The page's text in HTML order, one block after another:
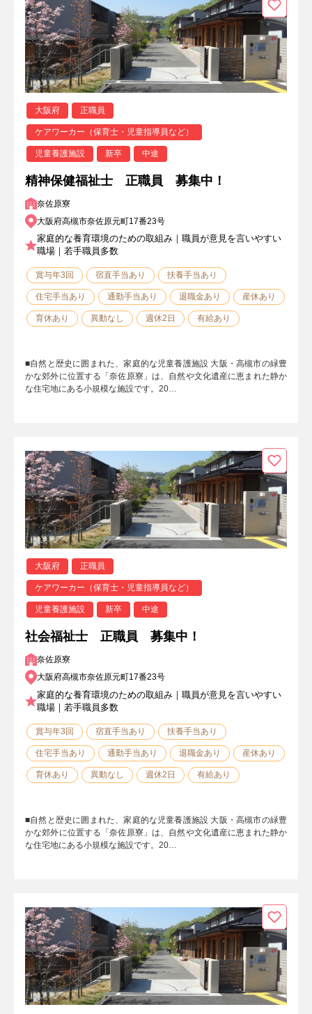
大阪府 正職員
ケアワーカー（保育士・児童指導員など）
児童養護施設 新卒 中途
精神保健福祉士 正職員 募集中！
奈佐原寮
大阪府高槻市奈佐原元町17番23号
家庭的な養育環境のための取組み｜職員が意見を言いやすい
職場｜若手職員多数
賞与年3回 宿直手当あり 扶養手当あり
住宅手当あり 通勤手当あり 退職金あり 産休あり
育休あり 異動なし 週休2日 有給あり
■自然と歴史に囲まれた、家庭的な児童養護施設 大阪・高槻市の緑豊
かな郊外に位置する「奈佐原寮」は、自然や文化遺産に恵まれた静か
な住宅地にある小規模な施設です。20…
大阪府 正職員
ケアワーカー（保育士・児童指導員など）
児童養護施設 新卒 中途
社会福祉士 正職員 募集中！
奈佐原寮
大阪府高槻市奈佐原元町17番23号
家庭的な養育環境のための取組み｜職員が意見を言いやすい
職場｜若手職員多数
賞与年3回 宿直手当あり 扶養手当あり
住宅手当あり 通勤手当あり 退職金あり 産休あり
育休あり 異動なし 週休2日 有給あり
■自然と歴史に囲まれた、家庭的な児童養護施設 大阪・高槻市の緑豊
かな郊外に位置する「奈佐原寮」は、自然や文化遺産に恵まれた静か
な住宅地にある小規模な施設です。20…